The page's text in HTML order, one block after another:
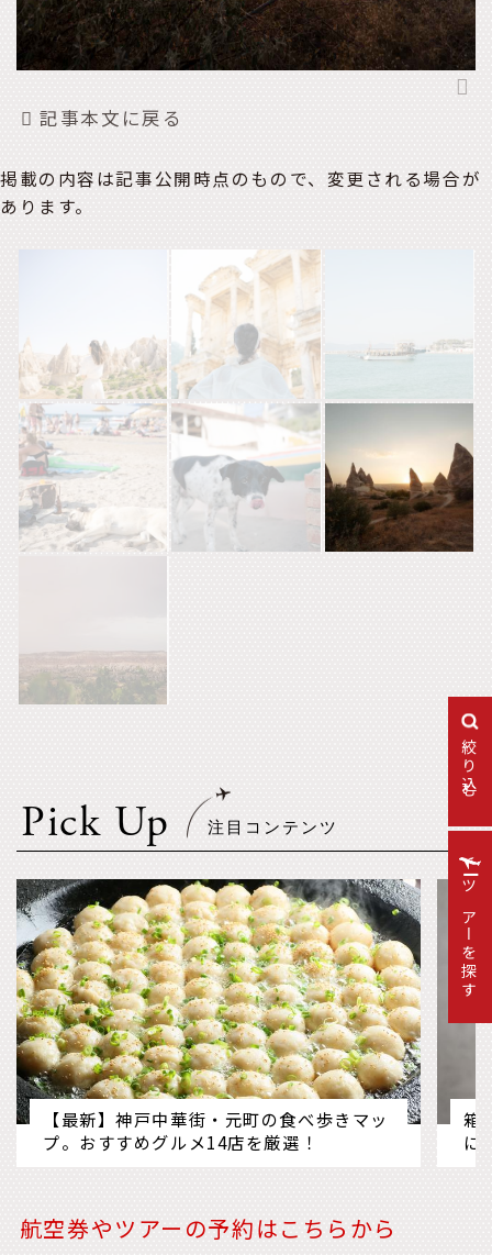
絞り込む
記事本文に戻る
掲載の内容は記事公開時点のもので、変更される場合が
あります。
Pick Up
【最新】神戸中華街・元町の食べ歩きマッ
プ。おすすめグルメ14店を厳選！
箱
に
航空券やツアーの予約はこちらから
ツアーを探す